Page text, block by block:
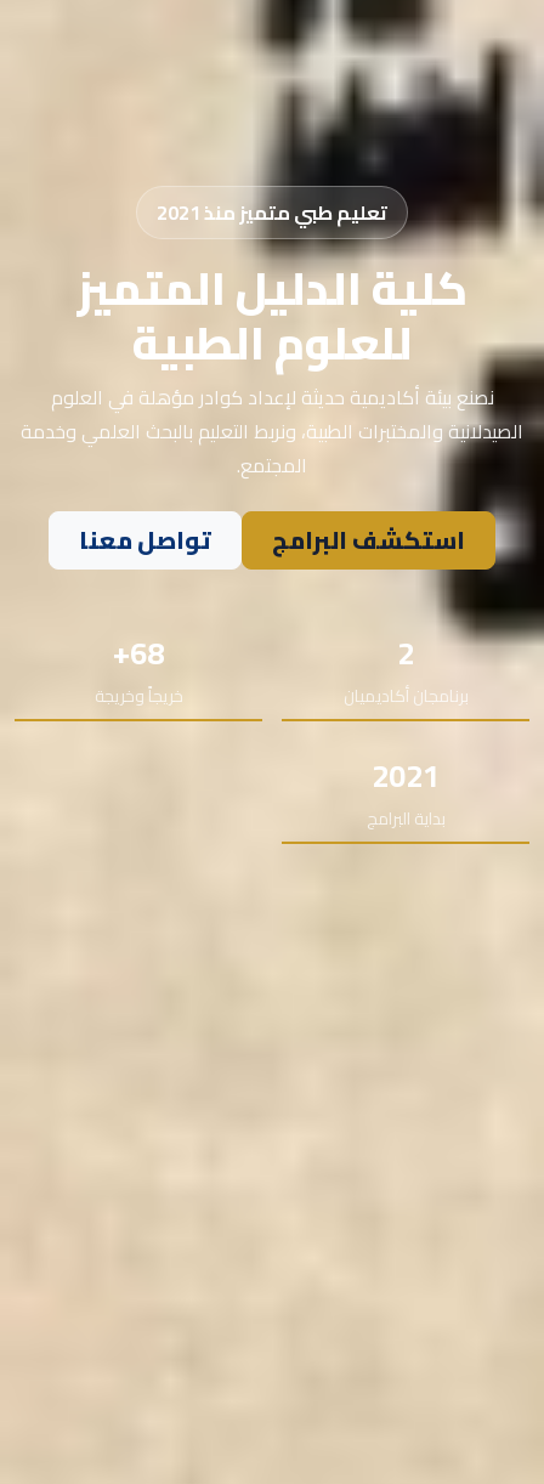
تعليم طبي متميز منذ 2021
كلية الدليل المتميز
للعلوم الطبية
نصنع بيئة أكاديمية حديثة لإعداد كوادر مؤهلة في العلوم
الصيدلانية والمختبرات الطبية، ونربط التعليم بالبحث العلمي وخدمة
المجتمع.
استكشف البرامج تواصل معنا
2
برنامجان أكاديميان
68+
خريجاً وخريجة
2021
بداية البرامج